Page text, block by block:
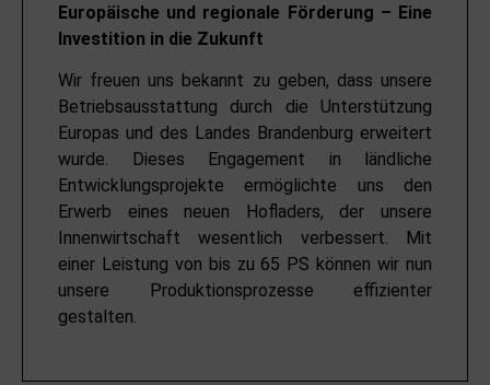
Europäische und regionale Förderung – Eine
Investition in die Zukunft
Wir freuen uns bekannt zu geben, dass unsere
Betriebsausstattung durch die Unterstützung
Europas und des Landes Brandenburg erweitert
wurde. Dieses Engagement in ländliche
Entwicklungsprojekte ermöglichte uns den
Erwerb eines neuen Hofladers, der unsere
Innenwirtschaft wesentlich verbessert. Mit
einer Leistung von bis zu 65 PS können wir nun
unsere Produktionsprozesse effizienter
gestalten.